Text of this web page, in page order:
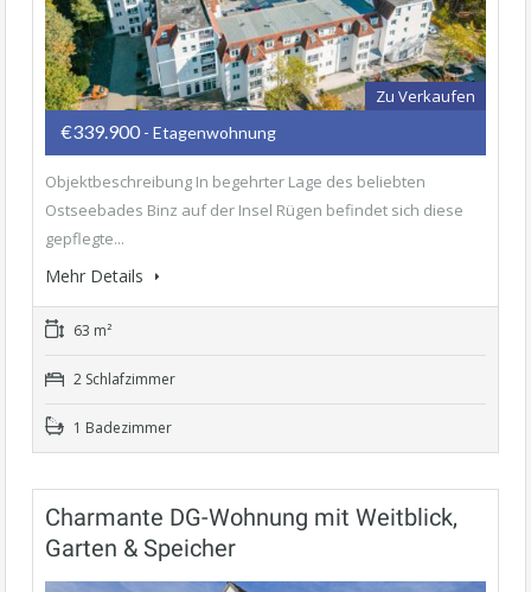
Zu Verkaufen
€339.900 - Etagenwohnung
Objektbeschreibung In begehrter Lage des beliebten
Ostseebades Binz auf der Insel Rügen befindet sich diese
gepflegte...
Mehr Details
63 m²
2 Schlafzimmer
1 Badezimmer
Charmante DG-Wohnung mit Weitblick,
Garten & Speicher